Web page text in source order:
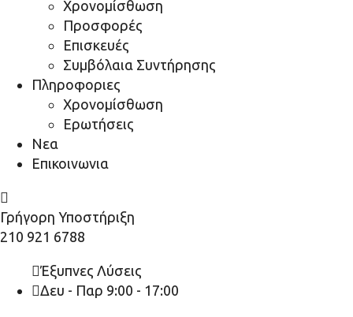
Χρονομίσθωση
Προσφορές
Επισκευές
Συμβόλαια Συντήρησης
Πληροφοριες
Χρονομίσθωση
Ερωτήσεις
Νεα
Επικοινωνια
Γρήγορη Υποστήριξη
210 921 6788
Έξυπνες Λύσεις
Δευ - Παρ 9:00 - 17:00